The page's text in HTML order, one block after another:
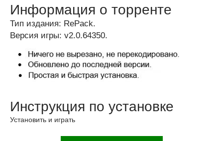
Информация о торренте
Тип издания: RePack.
Версия игры: v2.0.64350.
Инструкция по установке
Установить и играть